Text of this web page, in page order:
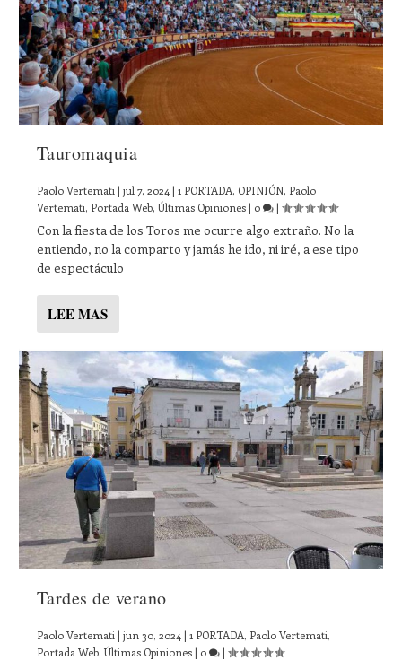
Tauromaquia
Paolo Vertemati | jul 7, 2024 | 1 PORTADA, OPINIÓN, Paolo
Vertemati, Portada Web, Últimas Opiniones| 0 |
Con la fiesta de los Toros me ocurre algo extraño. No la
entiendo, no la comparto y jamás he ido, ni iré, a ese tipo
de espectáculo
LEE MAS
Tardes de verano
Paolo Vertemati | jun 30, 2024 | 1 PORTADA, Paolo Vertemati,
Portada Web, Últimas Opiniones| 0 |